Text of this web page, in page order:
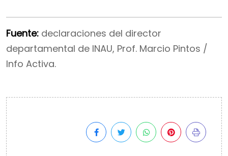
Fuente: declaraciones del director
departamental de INAU, Prof. Marcio Pintos /
Info Activa.